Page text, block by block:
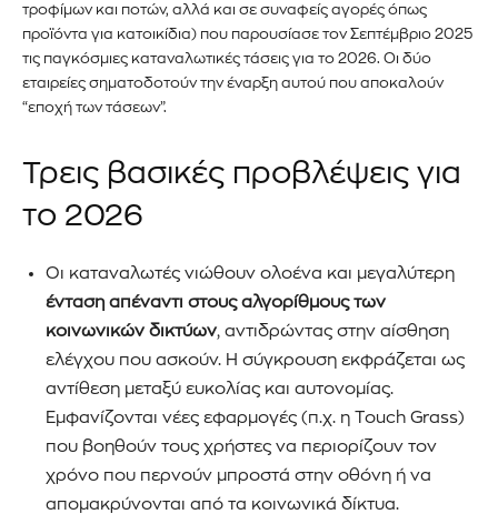
τροφίμων και ποτών, αλλά και σε συναφείς αγορές όπως
προϊόντα για κατοικίδια) που παρουσίασε τον Σεπτέμβριο 2025
τις παγκόσμιες καταναλωτικές τάσεις για το 2026. Οι δύο
εταιρείες σηματοδοτούν την έναρξη αυτού που αποκαλούν
“εποχή των τάσεων”.
Τρεις βασικές προβλέψεις για
το 2026
Οι καταναλωτές νιώθουν ολοένα και μεγαλύτερη
ένταση απέναντι στους αλγορίθμους των
κοινωνικών δικτύων, αντιδρώντας στην αίσθηση
ελέγχου που ασκούν. Η σύγκρουση εκφράζεται ως
αντίθεση μεταξύ ευκολίας και αυτονομίας.
Εμφανίζονται νέες εφαρμογές (π.χ. η Touch Grass)
που βοηθούν τους χρήστες να περιορίζουν τον
χρόνο που περνούν μπροστά στην οθόνη ή να
απομακρύνονται από τα κοινωνικά δίκτυα.